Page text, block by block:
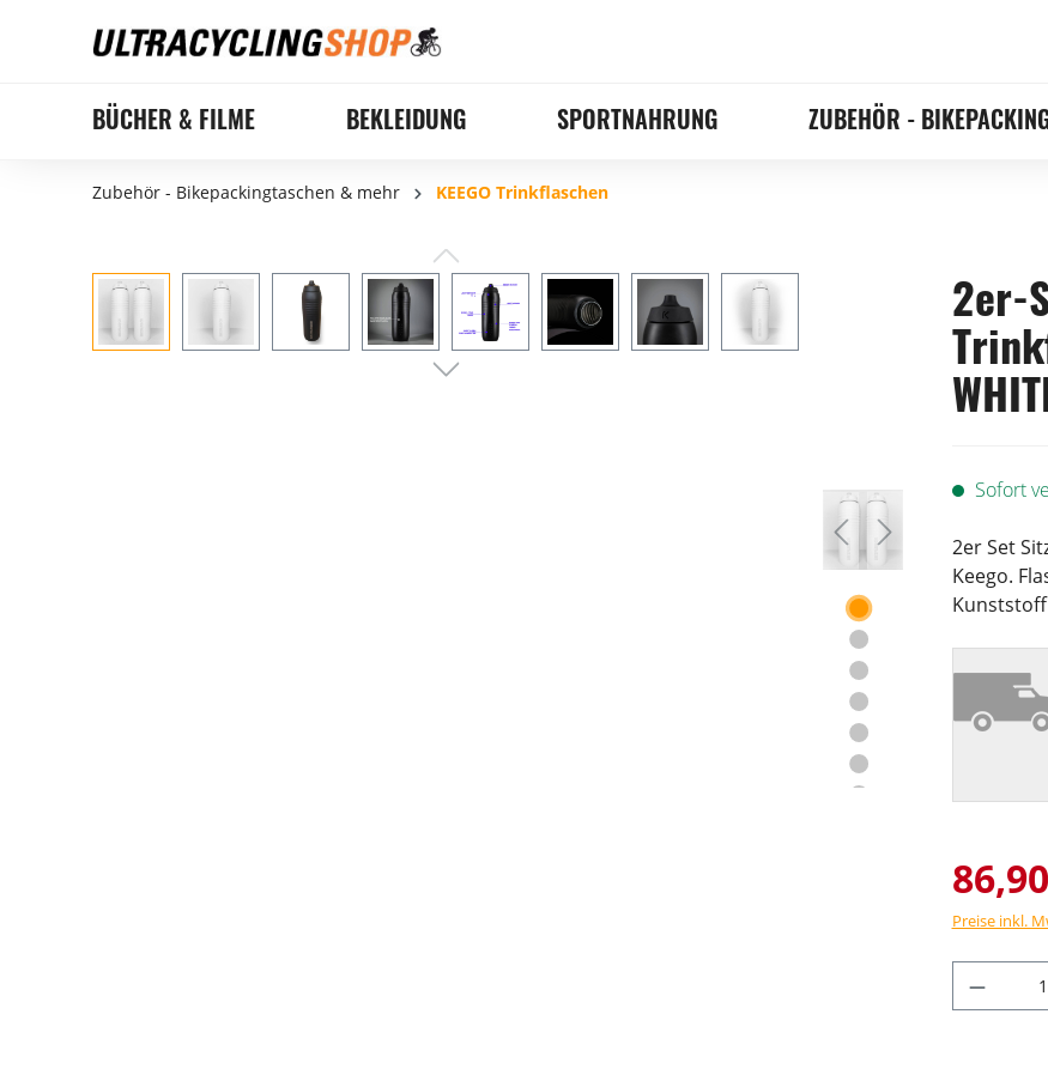
BÜCHER & FILME BEKLEIDUNG SPORTNAHRUNG ZUBEHÖR -
Zubehör - Bikepackingtaschen & mehr KEEGO Trinkflaschen
2er-
Sofort
2er Set
Keego.
Preise inkl.